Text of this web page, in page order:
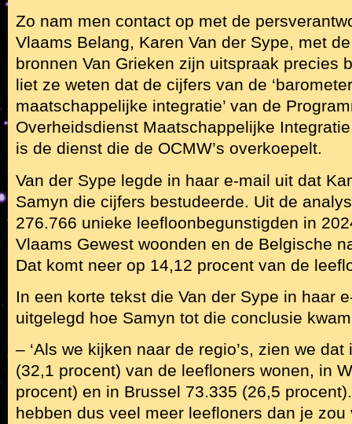
Zo nam men contact op met de
Vlaams Belang, Karen Van der Sype, met
bronnen Van Grieken zijn uitspraak precies
liet ze weten dat de cijfers van de
maatschappelijke integratie’ van de
Overheidsdienst Maatschappelijke
is de dienst die de OCMW’s overkoepelt.
Van der Sype legde in haar e-mail uit dat
Samyn die cijfers bestudeerde. Uit de
276.766 unieke leefloonbegunstigden in
Vlaams Gewest woonden en de Belgische
Dat komt neer op 14,12 procent van de
In een korte tekst die Van der Sype in haar
uitgelegd hoe Samyn tot die conclusie
– ‘Als we kijken naar de regio’s, zien we
(32,1 procent) van de leefloners wonen, in
procent) en in Brussel 73.335 (26,5
hebben dus veel meer leefloners dan je